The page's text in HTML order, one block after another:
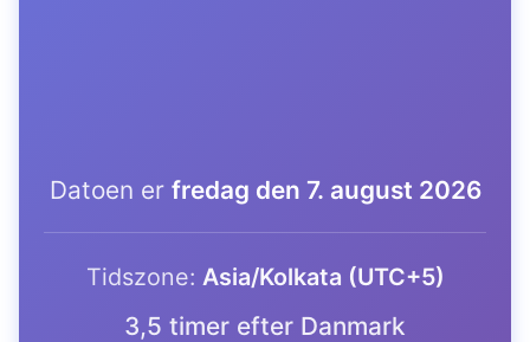
Datoen er fredag den 7. august 2026
Tidszone: Asia/Kolkata (UTC+5)
3,5 timer efter Danmark